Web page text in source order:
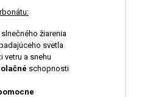
slnečného žiarenia
svetla
vetru a snehu
schopnosti